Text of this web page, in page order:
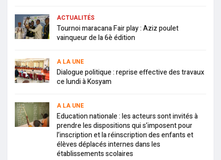
ACTUALITÉS
Tournoi maracana Fair play : Aziz poulet
vainqueur de la 6è édition
A LA UNE
Dialogue politique : reprise effective des travaux
ce lundi à Kosyam
A LA UNE
Education nationale : les acteurs sont invités à
prendre les dispositions qui s’imposent pour
l’inscription et la réinscription des enfants et
élèves déplacés internes dans les
établissements scolaires